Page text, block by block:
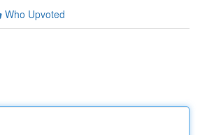
Who Upvoted